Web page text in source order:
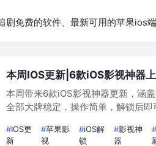
剧免费的软件、最新可用的苹果ios
本周IOS更新|6款iOS影视神器
本周带来6款iOS影视神器更新，涵
全部大牌稳定，操作简单，解锁后
盒子说：这批i…
#IOS更
新
#苹果影
视
#iOS解
锁
#影视神
器